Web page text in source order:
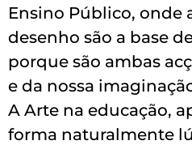
Ensino Público, onde
desenho são a base
porque são ambas
e da nossa
A Arte na educação,
forma naturalmente